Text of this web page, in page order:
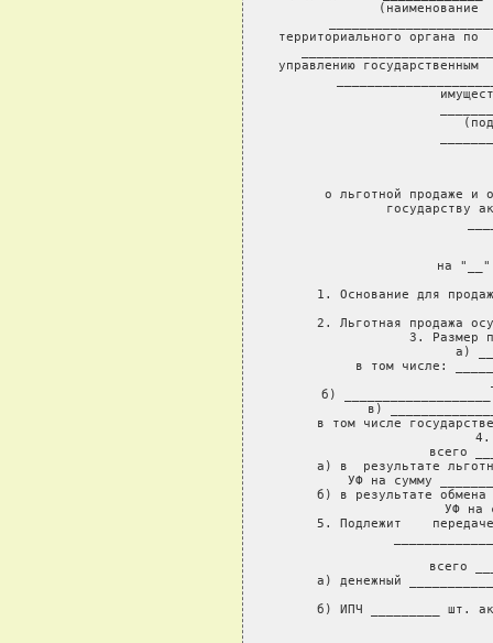
(наименование
территориального органа
управлению
о льготной продаже и
государству
на "__"
1. Основание для
2. Льготная продажа
3. Размер
а)
в том числе:
б)
в)
в том числе
всего
а) в  результате
УФ на сумму
б) в результате
УФ на
5. Подлежит
всего
а) денежный
б) ИПЧ _________ шт.